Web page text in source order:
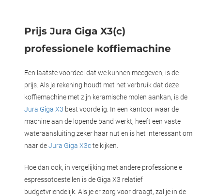
Prijs Jura Giga X3(c)
professionele koffiemachine
Een laatste voordeel dat we kunnen meegeven, is de
prijs. Als je rekening houdt met het verbruik dat deze
koffiemachine met zijn keramische molen aankan, is de
Jura Giga X3 best voordelig. In een kantoor waar de
machine aan de lopende band werkt, heeft een vaste
wateraansluiting zeker haar nut en is het interessant om
naar deJura Giga X3cte kijken.
Hoe dan ook, in vergelijking met andere professionele
espressotoestellen is de Giga X3 relatief
budgetvriendelijk. Als je er zorg voor draagt, zal je in de